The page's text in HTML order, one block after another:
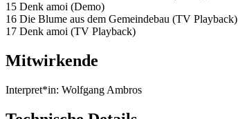
15 Denk amoi (Demo)
16 Die Blume aus dem Gemeindebau (TV Playback)
17 Denk amoi (TV Playback)
Mitwirkende
Interpret*in: Wolfgang Ambros